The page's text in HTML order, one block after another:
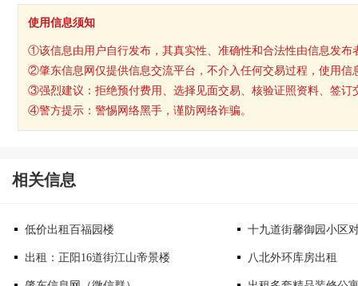
使用信息须知
①该信息由用户自行发布，其真实性、准确性和合法性由信息发布
②肇东信息网仅提供信息交流平台，不介入任何交易过程，使用信
③强烈建议：拒绝预付费用、选择见面交易、核验证照资料、签订
④警方提示：警惕网络黑手，谨防网络诈骗。
相关信息
低价出租百福园楼 十九道街馨御园小区
出租：正阳16道街江山帝景楼 八北外环库房出租